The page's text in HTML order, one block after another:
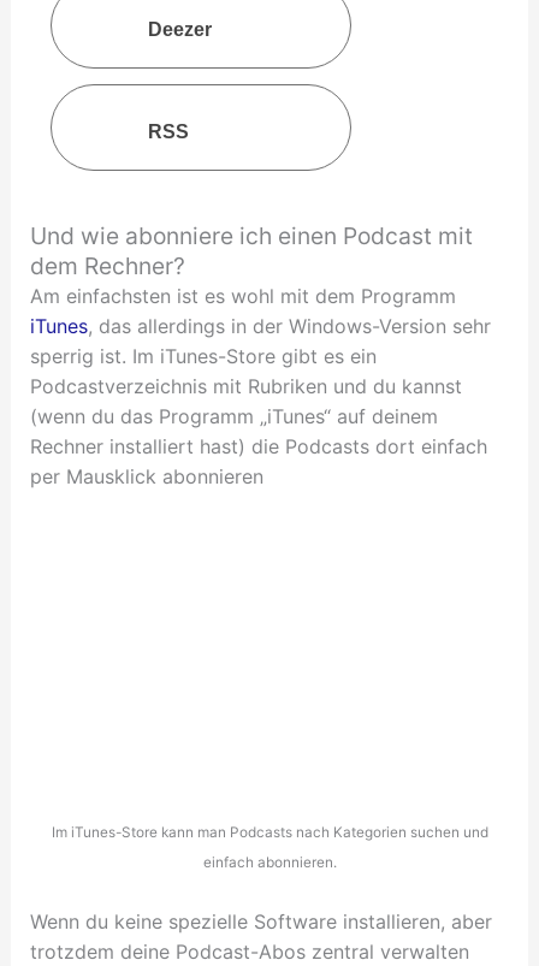
Deezer
RSS
Und wie abonniere ich einen Podcast mit
dem Rechner?
Am einfachsten ist es wohl mit dem Programm
iTunes, das allerdings in der Windows-Version sehr
sperrig ist. Im iTunes-Store gibt es ein
Podcastverzeichnis mit Rubriken und du kannst
(wenn du das Programm „iTunes“ auf deinem
Rechner installiert hast) die Podcasts dort einfach
per Mausklick abonnieren
Im iTunes-Store kann man Podcasts nach Kategorien suchen und
einfach abonnieren.
Wenn du keine spezielle Software installieren, aber
trotzdem deine Podcast-Abos zentral verwalten